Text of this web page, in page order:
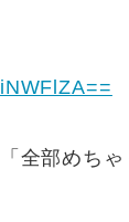
全部めち